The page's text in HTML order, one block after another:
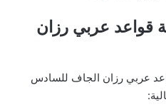
قواعد عربي رزان
عربي رزان الجاف للسادس